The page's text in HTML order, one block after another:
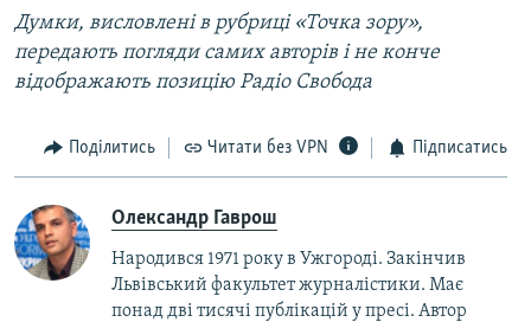
Думки, висловлені в рубриці «Точка зору»,
передають погляди самих авторів і не конче
відображають позицію Радіо Свобода
Поділитись Читати без VPN Підписатись
Олександр Гаврош
Народився 1971 року в Ужгороді. Закінчив
Львівський факультет журналістики. Має
понад дві тисячі публікацій у пресі. Автор